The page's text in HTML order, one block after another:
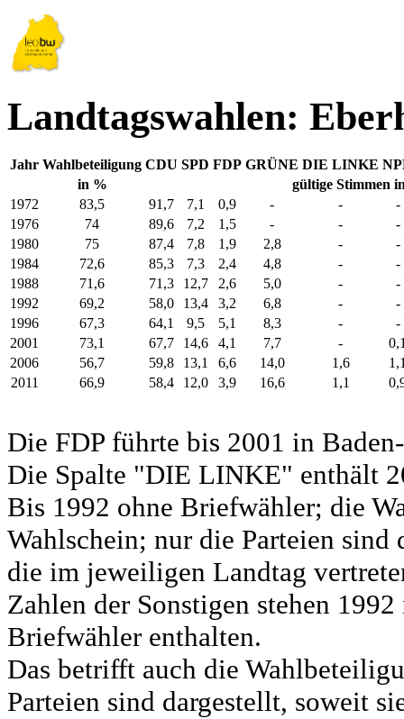
Landtagswahlen:
Jahr Wahlbeteiligung CDU SPD FDP GRÜNE DIE LINKE
in %
gültige Stimmen
1972
83,5 91,7 7,1 0,9 - -
-
1976
74 89,6 7,2 1,5 - -
-
1980
75 87,4 7,8 1,9 2,8 -
-
1984
72,6 85,3 7,3 2,4 4,8 -
-
1988
71,6 71,3 12,7 2,6 5,0 -
-
1992
69,2 58,0 13,4 3,2 6,8 -
-
1996
67,3 64,1 9,5 5,1 8,3 -
-
2001
73,1 67,7 14,6 4,1 7,7 -
2006
56,7 59,8 13,1 6,6 14,0 1,6
2011
66,9 58,4 12,0 3,9 16,6 1,1
Die FDP führte bis 2001 in
Die Spalte "DIE LINKE" enthält
Bis 1992 ohne Briefwähler; die
Wahlschein; nur die Parteien sind
die im jeweiligen Landtag
Zahlen der Sonstigen stehen
Briefwähler enthalten.
Das betrifft auch die
Parteien sind dargestellt, soweit